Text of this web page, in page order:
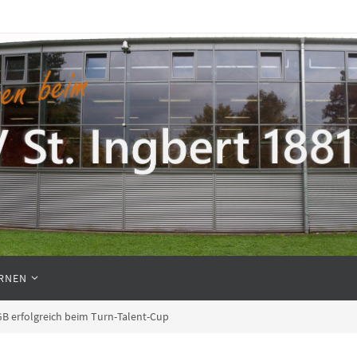
erfolgreich beim Turn-Talent-Cup